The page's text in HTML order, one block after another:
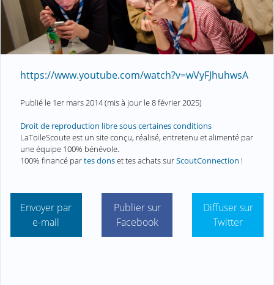
https://www.youtube.com/watch?v=wVyFJhuhwsA
Publié le 1er mars 2014(mis à jour le8 février 2025)
Droit de reproduction libre sous certaines conditions
LaToileScoute est un site conçu, réalisé, entretenu et alimenté par
une équipe 100% bénévole.
100% financé partes donset tes achats surScoutConnection !
Envoyer par
e-mail
Publier sur
Facebook
Diffuser sur
Twitter